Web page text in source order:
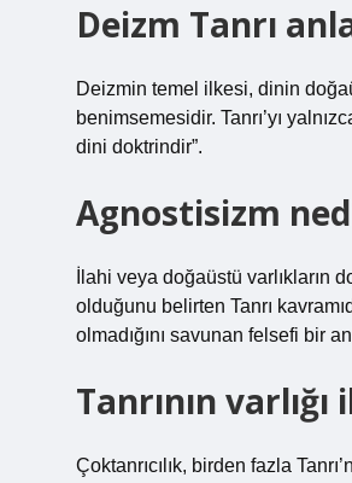
Deizm Tanrı
Deizmin temel ilkesi, dinin
benimsemesidir. Tanrı’yı
dini doktrindir”.
Agnostisizm
İlahi veya doğaüstü varlıkların
olduğunu belirten Tanrı
olmadığını savunan felsefi bir
Tanrının
Çoktanrıcılık, birden fazla